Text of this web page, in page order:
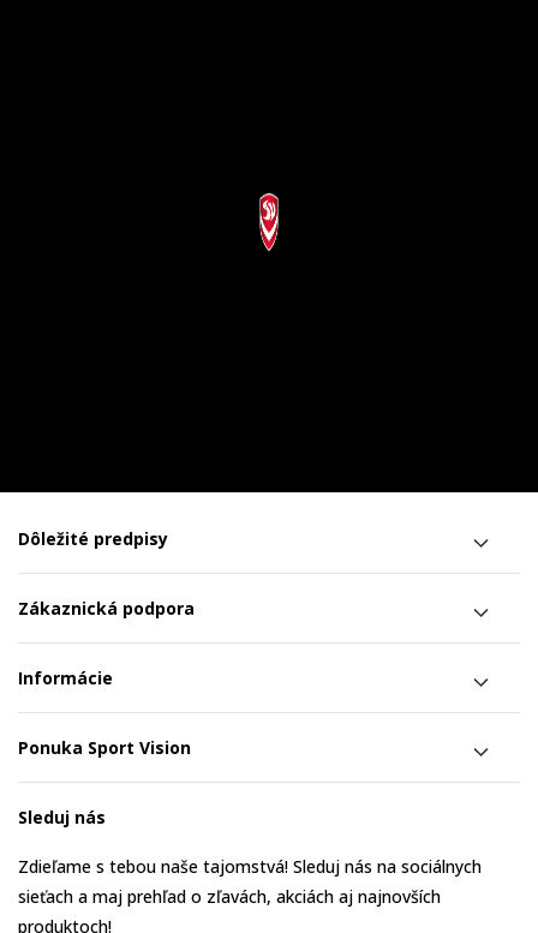
Dôležité predpisy
Zákaznická podpora
Informácie
Ponuka Sport Vision
Sleduj nás
Zdieľame s tebou naše tajomstvá! Sleduj nás na sociálnych
sieťach a maj prehľad o zľavách, akciách aj najnovších
produktoch!